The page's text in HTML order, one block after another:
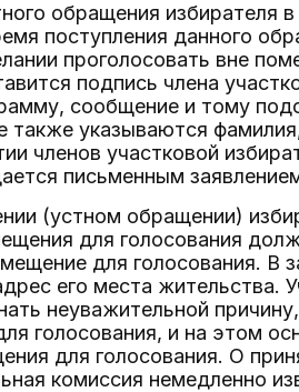
обращения избирателя
поступления данного
проголосовать вне
подпись члена
сообщение и тому
также указываются
членов участковой
письменным
(устном обращении)
для голосования
для голосования. В
его места жительства.
неуважительной
голосования, и на этом
для голосования. О
комиссия немедленно